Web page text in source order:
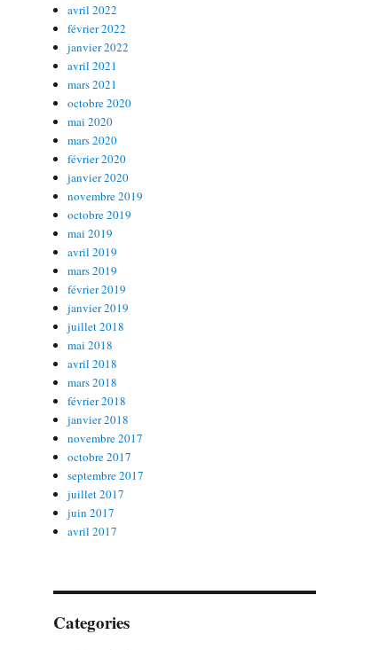
avril 2022
février 2022
janvier 2022
avril 2021
mars 2021
octobre 2020
mai 2020
mars 2020
février 2020
janvier 2020
novembre 2019
octobre 2019
mai 2019
avril 2019
mars 2019
février 2019
janvier 2019
juillet 2018
mai 2018
avril 2018
mars 2018
février 2018
janvier 2018
novembre 2017
octobre 2017
septembre 2017
juillet 2017
juin 2017
avril 2017
Categories